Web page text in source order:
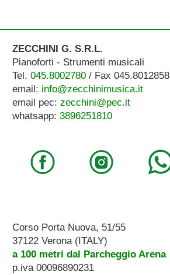
ZECCHINI G. S.R.L.
Pianoforti - Strumenti musicali
Tel. 045.8002780/ Fax 045.8012858
email: info@zecchinimusica.it
email pec: zecchini@pec.it
whatsapp: 3896251810
Corso Porta Nuova, 51/55
37122 Verona (ITALY)
a 100 metri dal Parcheggio Arena
p.iva 00096890231